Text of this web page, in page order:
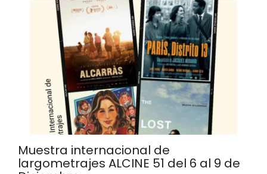
Muestra internacional de
largometrajes ALCINE 51 del 6 al 9 de